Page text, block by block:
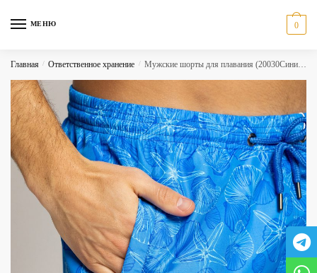
МЕНЮ 0
Главная / Ответственное хранение / Мужские шорты для плавания (20030Синий,голубой)